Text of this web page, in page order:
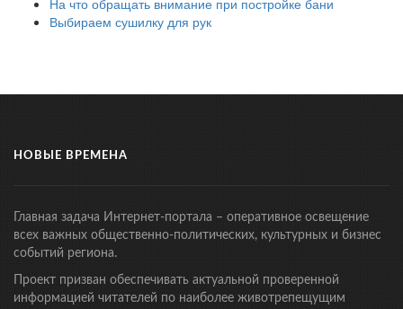
На что обращать внимание при постройке бани
Выбираем сушилку для рук
НОВЫЕ ВРЕМЕНА
Главная задача Интернет-портала – оперативное освещение
всех важных общественно-политических, культурных и бизнес
событий региона.
Проект призван обеспечивать актуальной проверенной
информацией читателей по наиболее животрепещущим